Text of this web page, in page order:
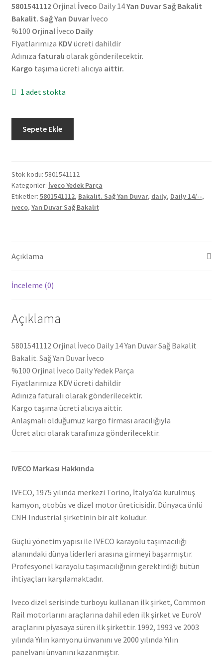
5801541112Orjinal İveco Daily 14Yan Duvar Sağ Bakalit
Bakalit. Sağ Yan Duvarİveco
%100 Orjinalİveco Daily
Fiyatlarımıza KDVücreti dahildir
Adınıza faturalı olarak gönderilecektir.
Kargo taşıma ücreti alıcıya aittir.
1 adet stokta
Yan
Duvar
Sağ
Bakalit
Sepete Ekle
Stok kodu: 5801541112
Kategoriler: İveco Yedek Parça
Etiketler: 5801541112, Bakalit. Sağ Yan Duvar, daily, Daily 14/--,
iveco, Yan Duvar Sağ Bakalit
Açıklama
İnceleme (0)
Açıklama
5801541112 Orjinal İveco Daily 14 Yan Duvar Sağ Bakalit
Bakalit. Sağ Yan Duvar İveco
%100 Orjinal İveco Daily Yedek Parça
Fiyatlarımıza KDV ücreti dahildir
Adınıza faturalı olarak gönderilecektir.
Kargo taşıma ücreti alıcıya aittir.
Anlaşmalı olduğumuz kargo firması aracılığıyla
Ücret alıcı olarak tarafınıza gönderilecektir.
IVECO Markası Hakkında
IVECO, 1975 yılında merkezi Torino, İtalya’da kurulmuş
kamyon, otobüs ve dizel motor üreticisidir. Dünyaca ünlü
CNH Industrial şirketinin bir alt koludur.
Güçlü yönetim yapısı ile IVECO karayolu taşımacılığı
alanındaki dünya liderleri arasına girmeyi başarmıştır.
Profesyonel karayolu taşımacılığının gerektirdiği bütün
ihtiyaçları karşılamaktadır.
Iveco dizel serisinde turboyu kullanan ilk şirket, Common
Rail motorlarını araçlarına dahil eden ilk şirket ve EuroV
araçlarını piyasaya süren ilk şirkettir. 1992, 1993 ve 2003
yılında Yılın kamyonu ünvanını ve 2000 yılında Yılın
panelvanı ünvanını kazanmıştır.